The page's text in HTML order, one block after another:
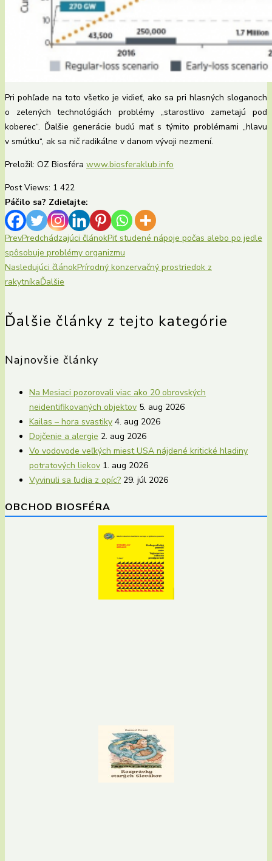
Pri pohľade na toto všetko je vidieť, ako sa pri hlasných sloganoch
o zelených technológiách problémy „starostlivo zametajú pod
koberec“. Ďalšie generácie budú mať s týmito problémami „hlavu
v smútku“, ak sa nič radikálne v danom vývoji nezmení.
Preložil: OZ Biosféra www.biosferaklub.info
Post Views: 1 422
Páčilo sa? Zdieľajte:
PrevPredchádzajúci článokPiť studené nápoje počas alebo po jedle
spôsobuje problémy organizmu
Nasledujúci článokPrírodný konzervačný prostriedok z
rakytníkaĎalšie
Ďalšie články z tejto kategórie
Najnovšie články
Na Mesiaci pozorovali viac ako 20 obrovských
neidentifikovaných objektov 5. aug 2026
Kailas – hora svastiky 4. aug 2026
Dojčenie a alergie 2. aug 2026
Vo vodovode veľkých miest USA nájdené kritické hladiny
potratových liekov 1. aug 2026
Vyvinuli sa ľudia z opíc? 29. júl 2026
OBCHOD BIOSFÉRA